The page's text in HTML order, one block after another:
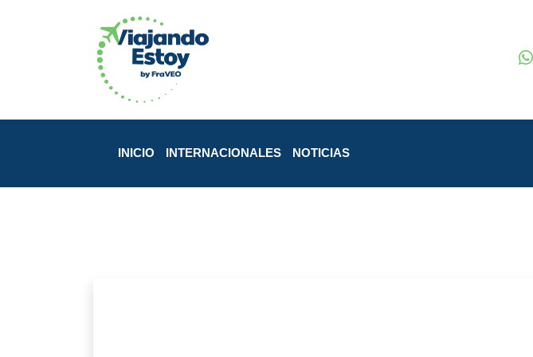
INICIO INTERNACIONALES NOTICIAS